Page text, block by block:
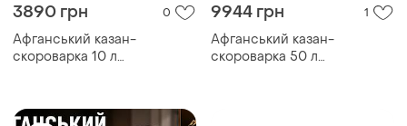
3890 грн 0
Афганський казан-
скороварка 10 л
9944 грн 1
Афганський казан-
скороварка 50 л